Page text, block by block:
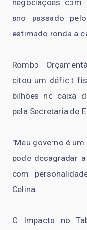
negociações com
ano passado
estimado ronda a
Rombo
citou um déficit
bilhões no caixa
pela Secretaria de
"Meu governo é
pode desagradar
com
Celina.
O Impacto no